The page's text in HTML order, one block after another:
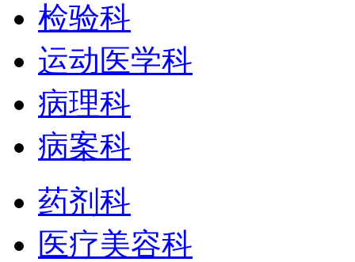
检验科
运动医学科
病理科
病案科
药剂科
医疗美容科